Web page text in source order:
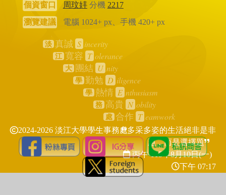
個資窗口 周玟妦分機 2217
瀏覽建議
電腦 1024+ px、手機 420+ px
淡 真誠 S incerity
江 寬容 T olerance
大 團結 U nity
學 勤勉 D iligence
學 熱情 E nthusiasm
務 高貴 N obility
處 合作 T eamwork
2024-2026 淡江大學學生事務處多采多姿的生活絕非是非
題，而是選擇題
丙午 115年8月10日(一)
下午 07:17